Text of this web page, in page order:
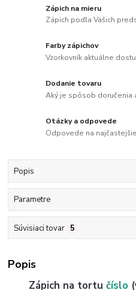
Zápich na mieru
Zápich podľa Vašich
Farby zápichov
Vzorkovník aktuálne
Dodanie tovaru
Aký je spôsob doručenia
Otázky a odpovede
Odpovede na
Popis
Parametre
Súvisiaci tovar 5
Popis
Zápich na tortu číslo